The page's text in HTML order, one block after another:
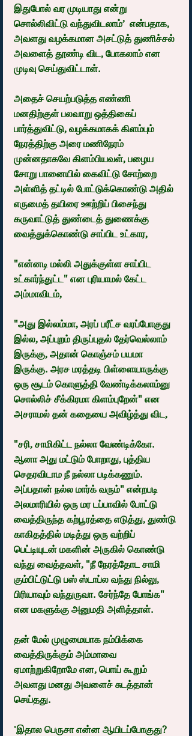
இதுபோல் வர முடியாது என்று
சொல்லிவிட்டு வந்துவிடலாம்’  என்பதாக,
அவளது வழக்கமான அசட்டுத் துணிச்சல்
அவளைத் தூண்டி விட, போகலாம் என
முடிவு செய்துவிட்டாள்.
அதைச் செயற்படுத்த எண்ணி
மனதிற்குள் பலவாறு ஒத்திகைப்
பார்த்துவிட்டு, வழக்கமாகக் கிளம்பும்
நேரத்திற்கு அரை மணிநேரம்
முன்னதாகவே கிளம்பியவள், பழைய
சோறு பானையில் கைவிட்டு சோற்றை
அள்ளித் தட்டில் போட்டுக்கொண்டு அதில்
எருமைத் தயிரை ஊற்றிப் பிசைந்து
கருவாட்டுத் துண்டைத் துணைக்கு
வைத்துக்கொண்டு சாப்பிட உட்கார,
"என்னடி மல்லி அதுக்குள்ள சாப்பிட
உட்கார்ந்துட்ட" என புரியாமல் கேட்ட
அம்மாவிடம்,
"அது இல்லம்மா, அரப் பரீட்ச வரப்போகுது
இல்ல, அப்புறம் திருப்புதல் தேர்வெல்லாம்
இருக்கு, அதான் கொஞ்சம் பயமா
இருக்கு. அரச மரத்தடி பிள்ளையாருக்கு
ஒரு சூடம் கொளுத்தி வேண்டிக்கலாம்னு
சொல்லிச் சீக்கிரமா கிளம்புறேன்" என
அசராமல் தன் கதையை அவிழ்த்து விட,
"சரி, சாமிகிட்ட நல்லா வேண்டிக்கோ.
ஆனா அது மட்டும் போறாது, புத்திய
செதரவிடாம நீ நல்லா படிக்கணும்.
அப்பதான் நல்ல மார்க் வரும்" என்றபடி
அலமாரியில் ஒரு மர டப்பாவில் போட்டு
வைத்திருந்த கற்பூரத்தை எடுத்து, துண்டு
காகிதத்தில் மடித்து ஒரு வற்றிப்
பெட்டியுடன் மகளின் அருகில் கொண்டு
வந்து வைத்தவள், "நீ நேரத்தோட சாமி
கும்பிட்டுட்டு பஸ் ஸ்டாப்ல வந்து நில்லு,
பிரியாவும் வந்துருவா. சேர்ந்தே போங்க"
என மகளுக்கு அனுமதி அளித்தாள்.
தன் மேல் முழுமையாக நம்பிக்கை
வைத்திருக்கும் அம்மாவை
ஏமாற்றுகிறோமே என, பொய் கூறும்
அவளது மனது அவளைச் சுடத்தான்
செய்தது.
'இதால பெருசா என்ன ஆயிடப்போகுது?